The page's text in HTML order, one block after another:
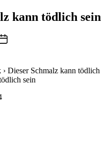
kann tödlich sein
› Dieser Schmalz kann tödlich
sein